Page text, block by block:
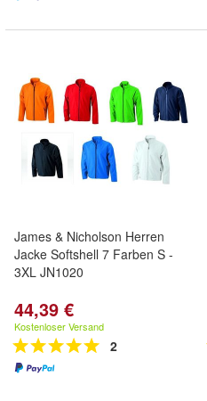
James & Nicholson Herren
Jacke Softshell 7 Farben S -
3XL JN1020
44,39 €
Kostenloser Versand
2